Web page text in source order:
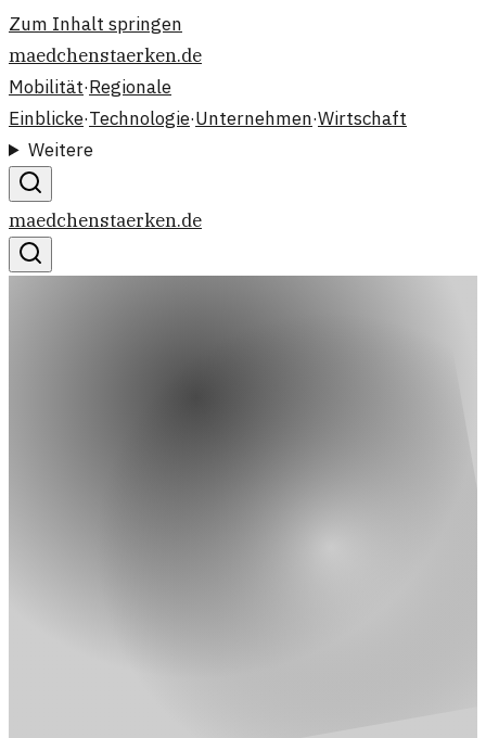
Zum Inhalt springen
maedchenstaerken.de
Mobilität·Regionale
Einblicke·Technologie·Unternehmen·Wirtschaft
Weitere
maedchenstaerken.de